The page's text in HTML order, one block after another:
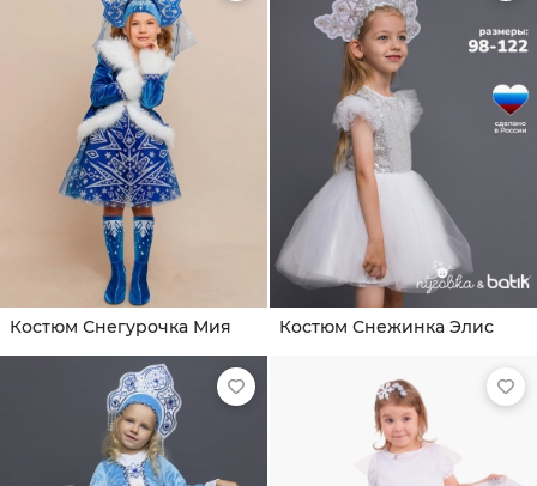
Костюм Снегурочка Мия Костюм Снежинка Элис